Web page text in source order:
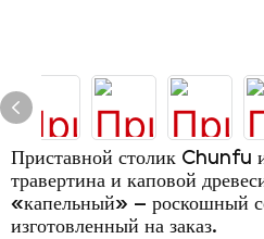
Приставной столик Chunfu
травертина и каповой
«капельный» – роскошный
изготовленный на заказ.